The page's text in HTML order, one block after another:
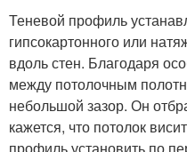
Теневой профиль
гипсокартонного или
вдоль стен. Благодаря
между потолочным
небольшой зазор. Он
кажется, что потолок